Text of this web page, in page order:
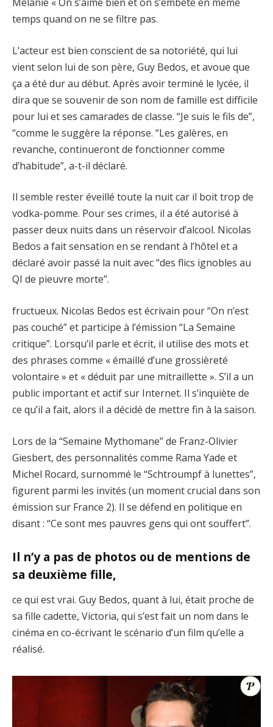
temps quand on ne se filtre pas.
L’acteur est bien conscient de sa notoriété, qui lui
vient selon lui de son père, Guy Bedos, et avoue que
ça a été dur au début. Après avoir terminé le lycée, il
dira que se souvenir de son nom de famille est difficile
pour lui et ses camarades de classe. “Je suis le fils de”,
“comme le suggère la réponse. “Les galères, en
revanche, continueront de fonctionner comme
d’habitude”, a-t-il déclaré.
Il semble rester éveillé toute la nuit car il boit trop de
vodka-pomme. Pour ses crimes, il a été autorisé à
passer deux nuits dans un réservoir d’alcool. Nicolas
Bedos a fait sensation en se rendant à l’hôtel et a
déclaré avoir passé la nuit avec “des flics ignobles au
QI de pieuvre morte”.
fructueux. Nicolas Bedos est écrivain pour “On n’est
pas couché” et participe à l’émission “La Semaine
critique”. Lorsqu’il parle et écrit, il utilise des mots et
des phrases comme « émaillé d’une grossièreté
volontaire » et « déduit par une mitraillette ». S’il a un
public important et actif sur Internet. Il s’inquiète de
ce qu’il a fait, alors il a décidé de mettre fin à la saison.
Lors de la “Semaine Mythomane” de Franz-Olivier
Giesbert, des personnalités comme Rama Yade et
Michel Rocard, surnommé le “Schtroumpf à lunettes”,
figurent parmi les invités (un moment crucial dans son
émission sur France 2). Il se défend en politique en
disant : “Ce sont mes pauvres gens qui ont souffert”.
Il n’y a pas de photos ou de mentions de
sa deuxième fille,
ce qui est vrai. Guy Bedos, quant à lui, était proche de
sa fille cadette, Victoria, qui s’est fait un nom dans le
cinéma en co-écrivant le scénario d’un film qu’elle a
réalisé.